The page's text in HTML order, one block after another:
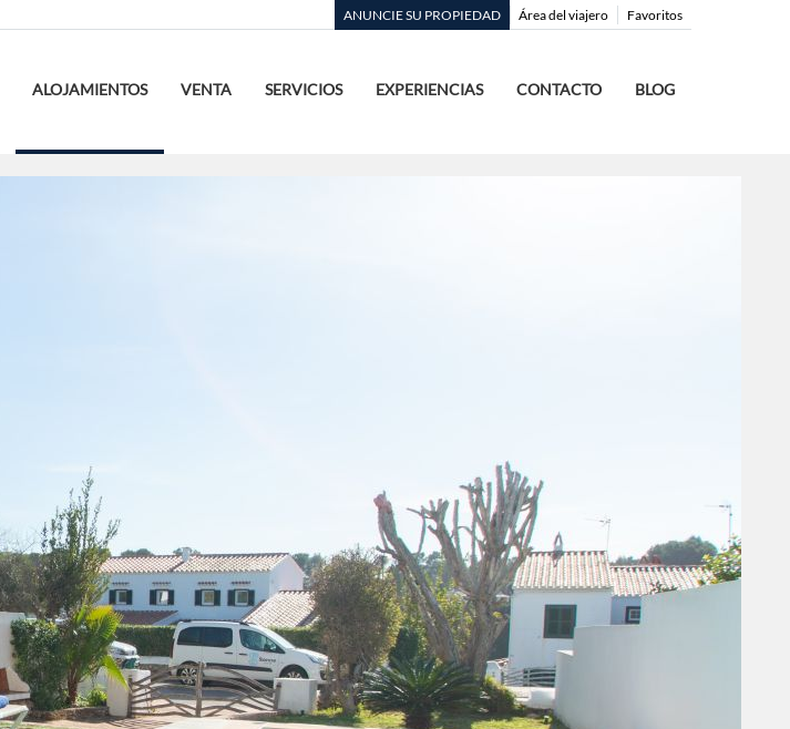
Favoritos
Área del viajero
ANUNCIE SU PROPIEDAD
ALOJAMIENTOS VENTA SERVICIOS EXPERIENCIAS CONTACTO BLOG